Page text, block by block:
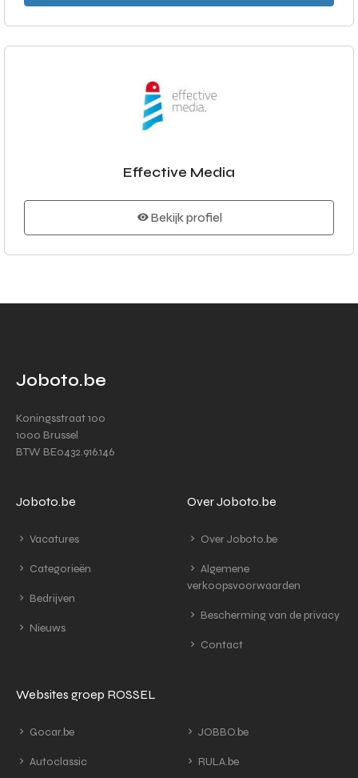
Effective Media
Bekijk profiel
Joboto.be
Koningsstraat 100
1000 Brussel
BTW BE0432.916.146
Joboto.be
Vacatures
Categorieën
Bedrijven
Nieuws
Over Joboto.be
Over Joboto.be
Algemene
verkoopsvoorwaarden
Bescherming van de privacy
Contact
Websites groep ROSSEL
Gocar.be
Autoclassic
JOBBO.be
RULA.be